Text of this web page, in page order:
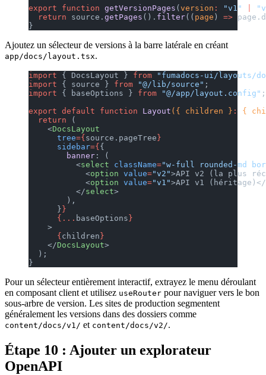
export function getVersionPages ( version : "v1"
  return
source. getPages (). filter(( page ) =>
}
Ajoutez un sélecteur de versions à la barre latérale en créant
app/docs/layout.tsx.
import { DocsLayout } from "fumadocs-ui/layouts/
import { source } from "@/lib/source" ;
import { baseOptions } from "@/app/layout.config" ;
export default function Layout ({ children } :
{
  return
(
    <
DocsLayout
      tree
={ source.pageTree }
      sidebar
={ {
        banner
: (
          <
select className="w-full rounded-md
            <
option value="v2">API v2 (la plus
            <
option value="v1">API v1 (héritage)</
          </
select>
        ),
      }
}
      {...
baseOptions }
    >
      {
children }
    </
DocsLayout>
  );
}
Pour un sélecteur entièrement interactif, extrayez le menu déroulant
en composant client et utilisez useRouter pour naviguer vers le bon
sous-arbre de version. Les sites de production segmentent
généralement les versions dans des dossiers comme
content/docs/v1/ et content/docs/v2/.
Étape 10 : Ajouter un explorateur
OpenAPI